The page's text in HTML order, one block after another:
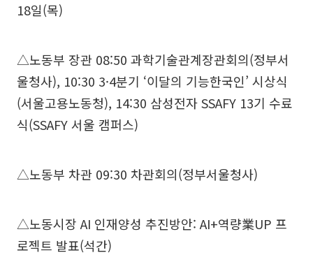
18일(목)
△노동부 장관 08:50 과학기술관계장관회의(정부서
울청사), 10:30 3·4분기 ‘이달의 기능한국인’ 시상식
(서울고용노동청), 14:30 삼성전자 SSAFY 13기 수료
식(SSAFY 서울 캠퍼스)
△노동부 차관 09:30 차관회의(정부서울청사)
△노동시장 AI 인재양성 추진방안: AI+역량業UP 프
로젝트 발표(석간)